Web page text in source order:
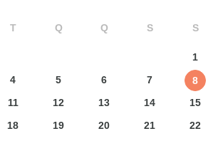
T Q Q S S
1
4 5 6 7
8
11 12 13 14
15
18 19 20 21
22